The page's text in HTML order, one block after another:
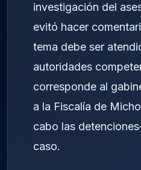
investigación del
evitó hacer
tema debe ser
autoridades
corresponde al
a la Fiscalía de
cabo las
caso.